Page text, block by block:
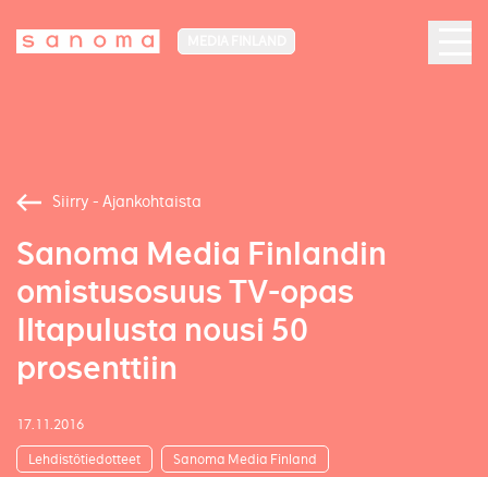
Siirry - Ajankohtaista
Sanoma Media Finlandin
omistusosuus TV-opas
Iltapulusta nousi 50
prosenttiin
17.11.2016
Lehdistötiedotteet Sanoma Media Finland